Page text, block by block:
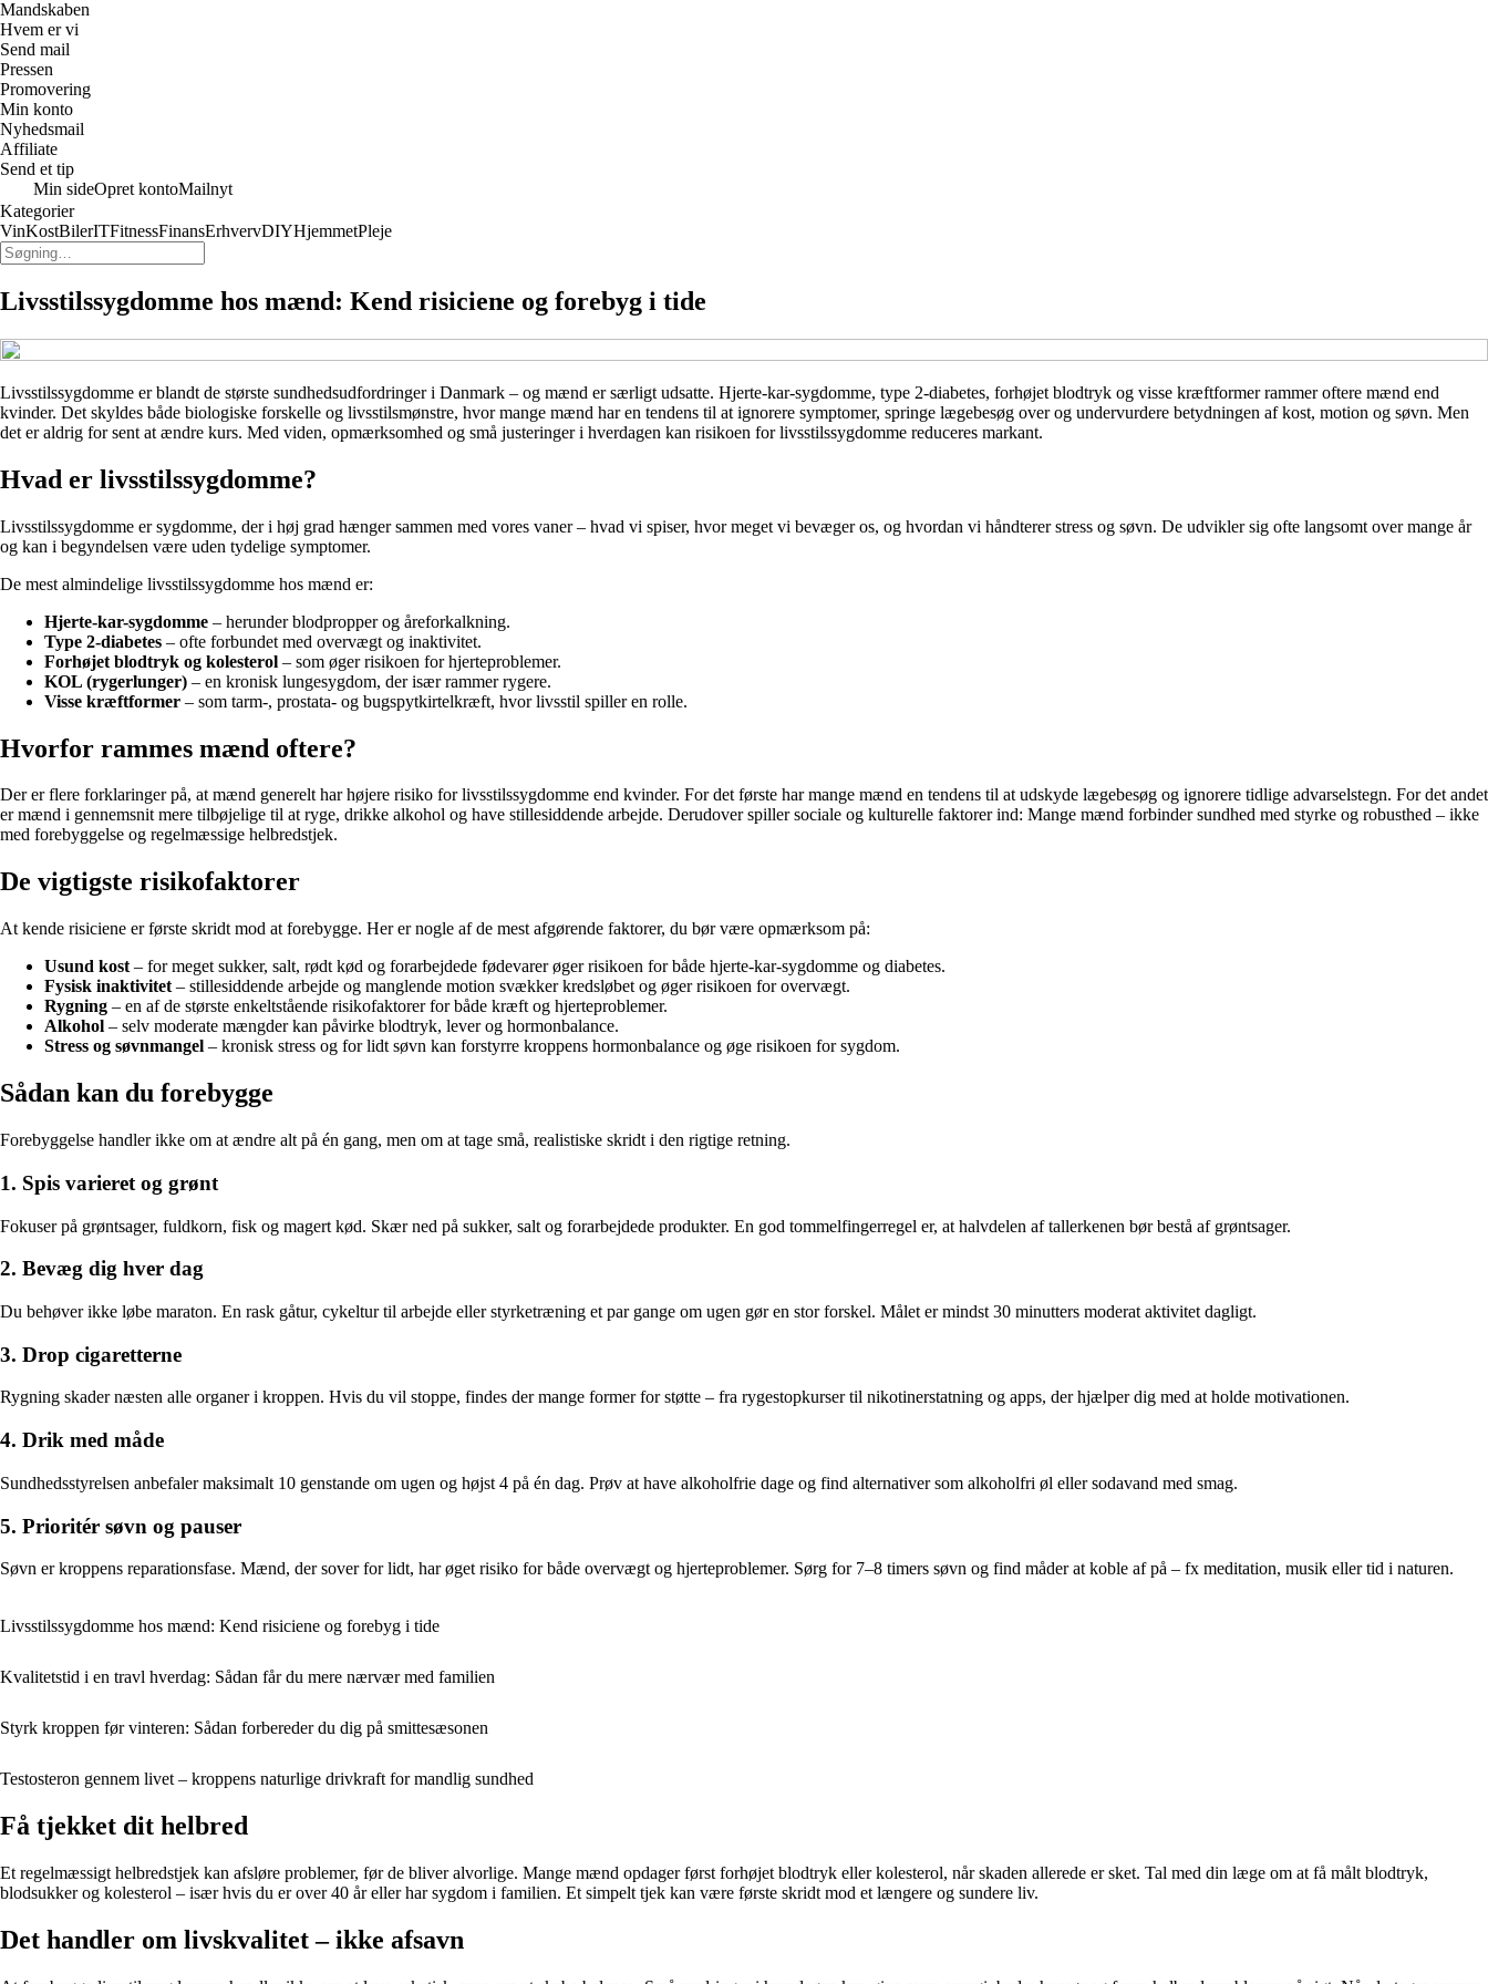
Mandskaben
Hvem er vi
Send mail
Pressen
Promovering
Min konto
Nyhedsmail
Affiliate
Send et tip
Min sideOpret kontoMailnyt
Kategorier
VinKostBilerITFitnessFinansErhvervDIYHjemmetPleje
Livsstilssygdomme hos mænd: Kend risiciene og forebyg i tide
Livsstilssygdomme er blandt de største sundhedsudfordringer i Danmark – og mænd er særligt udsatte. Hjerte-kar-sygdomme, type 2-diabetes, forhøjet blodtryk og visse kræftformer rammer oftere mænd end
kvinder. Det skyldes både biologiske forskelle og livsstilsmønstre, hvor mange mænd har en tendens til at ignorere symptomer, springe lægebesøg over og undervurdere betydningen af kost, motion og søvn. Men
det er aldrig for sent at ændre kurs. Med viden, opmærksomhed og små justeringer i hverdagen kan risikoen for livsstilssygdomme reduceres markant.
Hvad er livsstilssygdomme?
Livsstilssygdomme er sygdomme, der i høj grad hænger sammen med vores vaner – hvad vi spiser, hvor meget vi bevæger os, og hvordan vi håndterer stress og søvn. De udvikler sig ofte langsomt over mange år
og kan i begyndelsen være uden tydelige symptomer.
De mest almindelige livsstilssygdomme hos mænd er:
Hjerte-kar-sygdomme – herunder blodpropper og åreforkalkning.
Type 2-diabetes – ofte forbundet med overvægt og inaktivitet.
Forhøjet blodtryk og kolesterol – som øger risikoen for hjerteproblemer.
KOL (rygerlunger) – en kronisk lungesygdom, der især rammer rygere.
Visse kræftformer – som tarm-, prostata- og bugspytkirtelkræft, hvor livsstil spiller en rolle.
Hvorfor rammes mænd oftere?
Der er flere forklaringer på, at mænd generelt har højere risiko for livsstilssygdomme end kvinder. For det første har mange mænd en tendens til at udskyde lægebesøg og ignorere tidlige advarselstegn. For det andet
er mænd i gennemsnit mere tilbøjelige til at ryge, drikke alkohol og have stillesiddende arbejde. Derudover spiller sociale og kulturelle faktorer ind: Mange mænd forbinder sundhed med styrke og robusthed – ikke
med forebyggelse og regelmæssige helbredstjek.
De vigtigste risikofaktorer
At kende risiciene er første skridt mod at forebygge. Her er nogle af de mest afgørende faktorer, du bør være opmærksom på:
Usund kost – for meget sukker, salt, rødt kød og forarbejdede fødevarer øger risikoen for både hjerte-kar-sygdomme og diabetes.
Fysisk inaktivitet – stillesiddende arbejde og manglende motion svækker kredsløbet og øger risikoen for overvægt.
Rygning – en af de største enkeltstående risikofaktorer for både kræft og hjerteproblemer.
Alkohol – selv moderate mængder kan påvirke blodtryk, lever og hormonbalance.
Stress og søvnmangel – kronisk stress og for lidt søvn kan forstyrre kroppens hormonbalance og øge risikoen for sygdom.
Sådan kan du forebygge
Forebyggelse handler ikke om at ændre alt på én gang, men om at tage små, realistiske skridt i den rigtige retning.
1. Spis varieret og grønt
Fokuser på grøntsager, fuldkorn, fisk og magert kød. Skær ned på sukker, salt og forarbejdede produkter. En god tommelfingerregel er, at halvdelen af tallerkenen bør bestå af grøntsager.
2. Bevæg dig hver dag
Du behøver ikke løbe maraton. En rask gåtur, cykeltur til arbejde eller styrketræning et par gange om ugen gør en stor forskel. Målet er mindst 30 minutters moderat aktivitet dagligt.
3. Drop cigaretterne
Rygning skader næsten alle organer i kroppen. Hvis du vil stoppe, findes der mange former for støtte – fra rygestopkurser til nikotinerstatning og apps, der hjælper dig med at holde motivationen.
4. Drik med måde
Sundhedsstyrelsen anbefaler maksimalt 10 genstande om ugen og højst 4 på én dag. Prøv at have alkoholfrie dage og find alternativer som alkoholfri øl eller sodavand med smag.
5. Prioritér søvn og pauser
Søvn er kroppens reparationsfase. Mænd, der sover for lidt, har øget risiko for både overvægt og hjerteproblemer. Sørg for 7–8 timers søvn og find måder at koble af på – fx meditation, musik eller tid i naturen.
Livsstilssygdomme hos mænd: Kend risiciene og forebyg i tide
Kvalitetstid i en travl hverdag: Sådan får du mere nærvær med familien
Styrk kroppen før vinteren: Sådan forbereder du dig på smittesæsonen
Testosteron gennem livet – kroppens naturlige drivkraft for mandlig sundhed
Få tjekket dit helbred
Et regelmæssigt helbredstjek kan afsløre problemer, før de bliver alvorlige. Mange mænd opdager først forhøjet blodtryk eller kolesterol, når skaden allerede er sket. Tal med din læge om at få målt blodtryk,
blodsukker og kolesterol – især hvis du er over 40 år eller har sygdom i familien. Et simpelt tjek kan være første skridt mod et længere og sundere liv.
Det handler om livskvalitet – ikke afsavn